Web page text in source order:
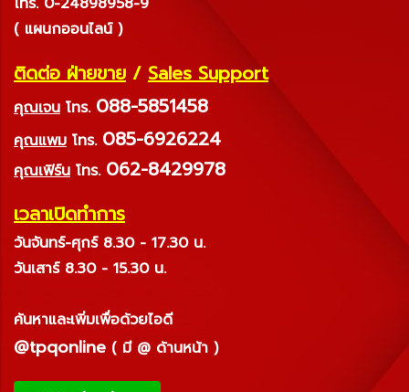
( แผนกออนไลน์ )
ติดต่อ ฝ่ายขาย / Sales Support
คุณเจน โทร. 088-5851458
คุณแพม โทร. 085-6926224
คุณเฟิร์น โทร. 062-8429978
เวลาเปิดทำการ
วันจันทร์-ศุกร์ 8.30 - 17.30 น.
วันเสาร์ 8.30 - 15.30 น.
ค้นหาและเพิ่มเพื่อด้วยไอดี
@tpqonline ( มี @ ด้านหน้า )